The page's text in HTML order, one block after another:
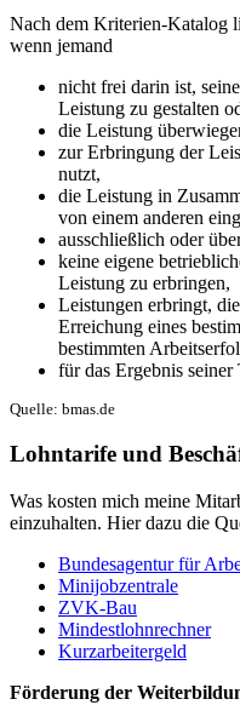
Nach dem Kriterien-Katalog
wenn jemand
nicht frei darin ist,
Leistung zu gestalten
die Leistung
zur Erbringung der
nutzt,
die Leistung in
von einem anderen
ausschließlich oder
keine eigene
Leistung zu erbringen,
Leistungen erbringt,
Erreichung eines
bestimmten
für das Ergebnis
Quelle: bmas.de
Lohntarife und
Was kosten mich meine
einzuhalten. Hier dazu die
Bundesagentur für
Minijobzentrale
ZVK-Bau
Mindestlohnrechner
Kurzarbeitergeld
Förderung der